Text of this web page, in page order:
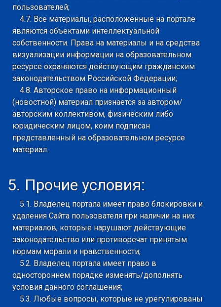
пользователей;
4.7. Все материалы, расположенные на портале
являются объектами интеллектуальной
собственности. Права на материалы и на средства
визуализации информации на образовательном
ресурсе охраняются действующим гражданским
законодательством Российской Федерации;
4.8. Авторское право на информационный
(новостной) материал признается за автором/
авторским коллективом, физическим либо
юридическим лицом, коим подписан
представленный на образовательном ресурсе
материал.
5. Прочие условия:
5.1. Владелец портала имеет право блокировки и
удаления Сайта пользователя при наличии на них
материалов, которые нарушают действующие
законодательство или противоречат принятым
нормам морали и нравственности;
5.2. Владелец портала имеет право в
одностороннем порядке изменять/дополнять
условия данного соглашения;
5.3. Любые вопросы, которые не урегулированы